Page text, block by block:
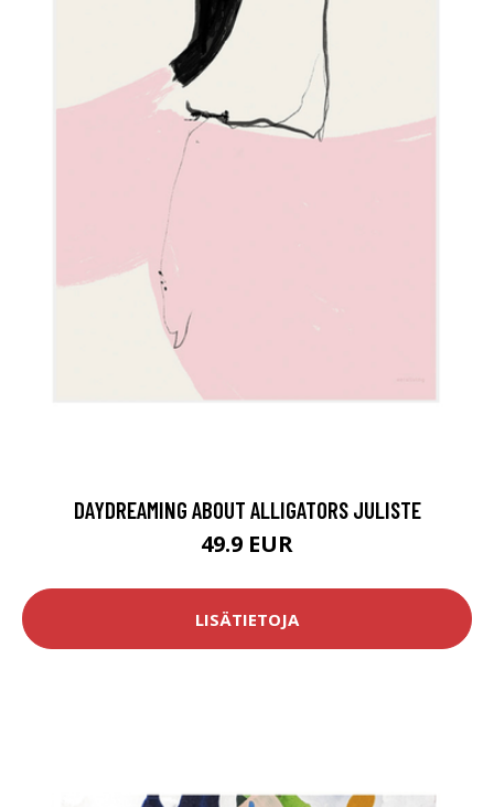
DAYDREAMING ABOUT ALLIGATORS JULISTE
49.9 EUR
LISÄTIETOJA